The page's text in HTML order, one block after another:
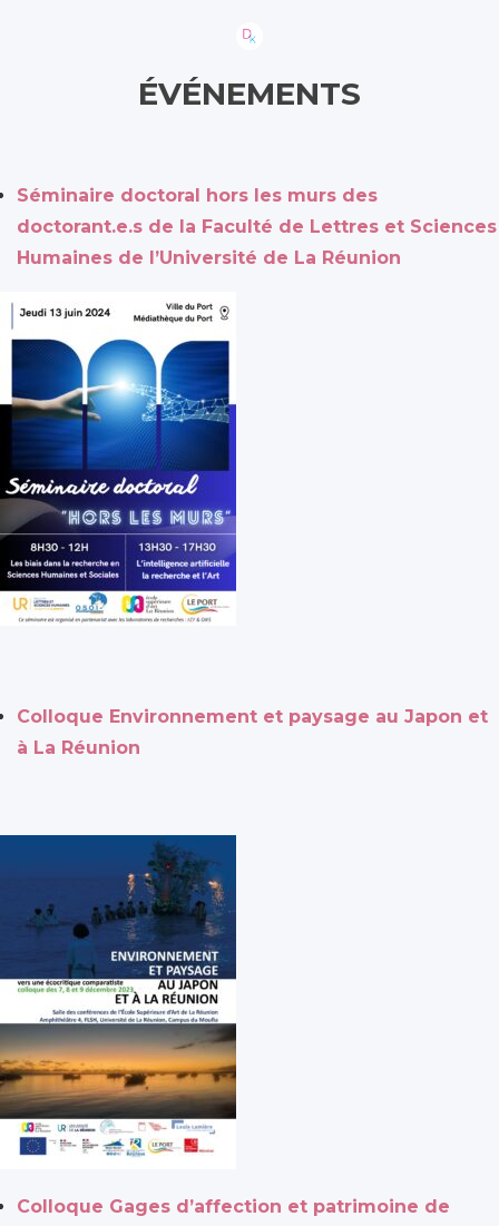
ÉVÉNEMENTS
Séminaire doctoral hors les murs des
doctorant.e.s de la Faculté de Lettres et Sciences
Humaines de l’Université de La Réunion
Colloque Environnement et paysage au Japon et
à La Réunion
Colloque Gages d’affection et patrimoine de